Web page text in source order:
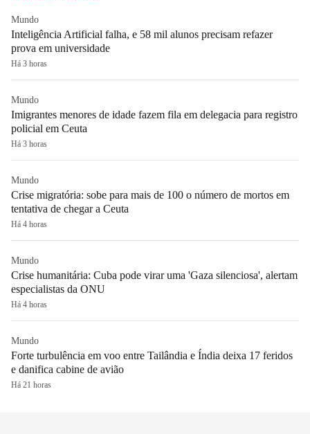
Mundo
Inteligência Artificial falha, e 58 mil alunos precisam refazer
prova em universidade
Há 3 horas
Mundo
Imigrantes menores de idade fazem fila em delegacia para registro
policial em Ceuta
Há 3 horas
Mundo
Crise migratória: sobe para mais de 100 o número de mortos em
tentativa de chegar a Ceuta
Há 4 horas
Mundo
Crise humanitária: Cuba pode virar uma 'Gaza silenciosa', alertam
especialistas da ONU
Há 4 horas
Mundo
Forte turbulência em voo entre Tailândia e Índia deixa 17 feridos
e danifica cabine de avião
Há 21 horas